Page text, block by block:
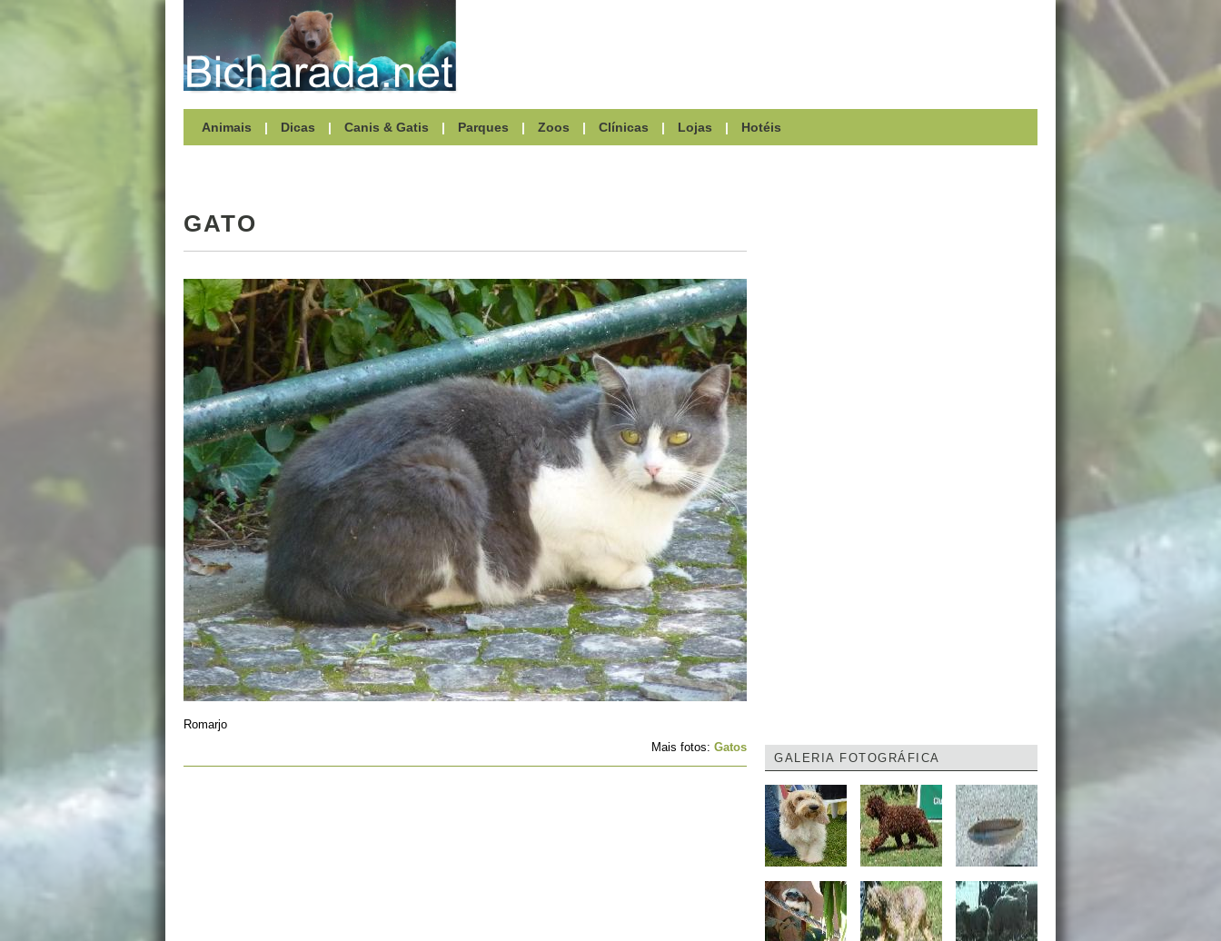
Animais | Dicas | Canis & Gatis | Parques | Zoos | Clínicas | Lojas | Hotéis
GATO
Romarjo
Mais fotos: Gatos
GALERIA FOTOGRÁFICA